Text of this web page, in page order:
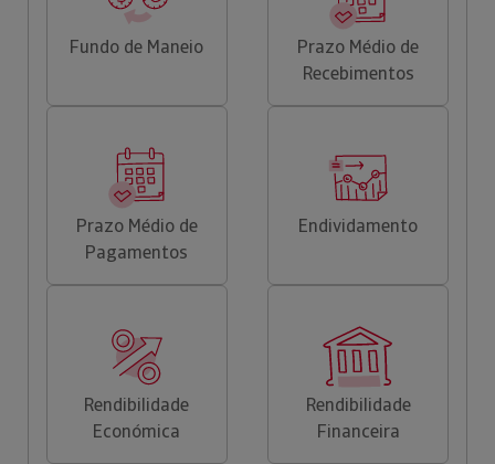
Fundo de Maneio
Prazo Médio de
Recebimentos
Prazo Médio de
Pagamentos
Endividamento
Rendibilidade
Económica
Rendibilidade
Financeira